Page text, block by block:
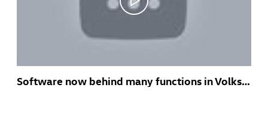
Software now behind many functions in Volkswagen cars